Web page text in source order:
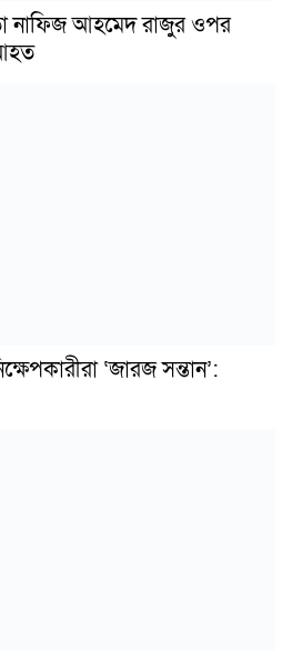
নাফিজ আহমেদ রাজুর ওপর
‘জারজ সন্তান’: